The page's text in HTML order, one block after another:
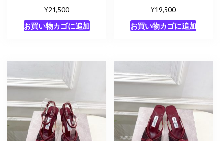
¥21,500
お買い物カゴに追加
¥19,500
お買い物カゴに追加